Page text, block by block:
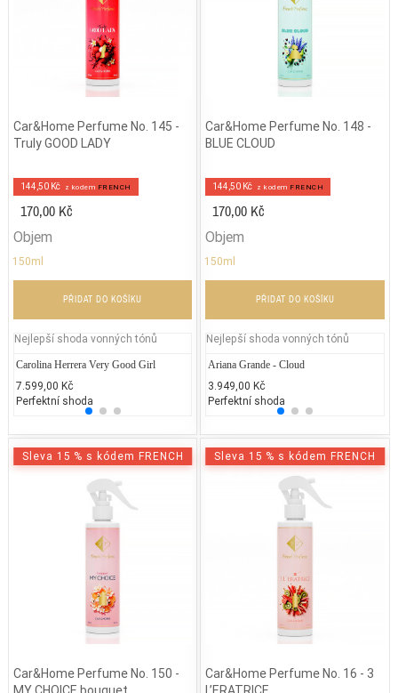
Car&Home Perfume No. 145 -
Truly GOOD LADY
144,50 Kč z kodem FRENCH
170,00 Kč
Objem
150ml
PŘIDAT DO KOŠÍKU
Nejlepší shoda vonných tónů
Carolina Herrera Very Good Girl
7.599,00 Kč
Perfektní shoda
Lancome - Hypnose
3.200,00 Kč
50% běžných vonných tónů
Car&Home Perfume No. 148 -
BLUE CLOUD
144,50 Kč z kodem FRENCH
170,00 Kč
Objem
150ml
PŘIDAT DO KOŠÍKU
Nejlepší shoda vonných tónů
Ariana Grande - Cloud
3.949,00 Kč
Perfektní shoda
Sleva 15 % s kódem FRENCH
Car&Home Perfume No. 150 -
Sleva 15 % s kódem FRENCH
Car&Home Perfume No. 16 - 3